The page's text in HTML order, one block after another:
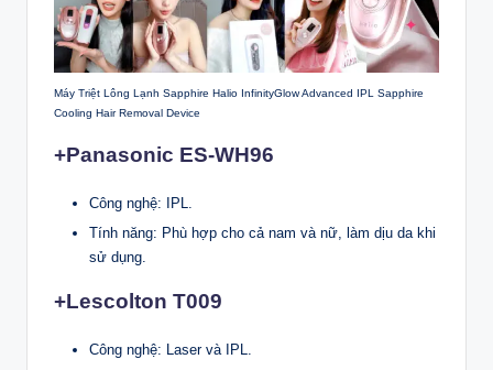
Máy Triệt Lông Lạnh Sapphire Halio InfinityGlow Advanced IPL Sapphire
Cooling Hair Removal Device
+Panasonic ES-WH96
Công nghệ: IPL.
Tính năng: Phù hợp cho cả nam và nữ, làm dịu da khi
sử dụng.
+Lescolton T009
Công nghệ: Laser và IPL.